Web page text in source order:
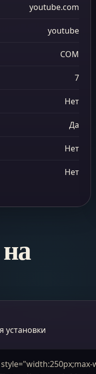
youtube.com
youtube
COM
7
Нет
Да
Нет
Нет
установки